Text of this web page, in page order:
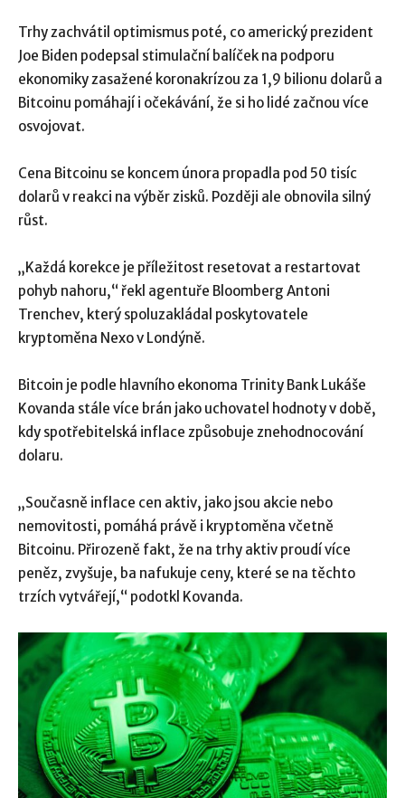
Trhy zachvátil optimismus poté, co americký prezident
Joe Biden podepsal stimulační balíček na podporu
ekonomiky zasažené koronakrízou za 1,9 bilionu dolarů a
Bitcoinu pomáhají i očekávání, že si ho lidé začnou více
osvojovat.
Cena Bitcoinu se koncem února propadla pod 50 tisíc
dolarů v reakci na výběr zisků. Později ale obnovila silný
růst.
„Každá korekce je příležitost resetovat a restartovat
pohyb nahoru,“ řekl agentuře Bloomberg Antoni
Trenchev, který spoluzakládal poskytovatele
kryptoměna Nexo v Londýně.
Bitcoin je podle hlavního ekonoma Trinity Bank Lukáše
Kovanda stále více brán jako uchovatel hodnoty v době,
kdy spotřebitelská inflace způsobuje znehodnocování
dolaru.
„Současně inflace cen aktiv, jako jsou akcie nebo
nemovitosti, pomáhá právě i kryptoměna včetně
Bitcoinu. Přirozeně fakt, že na trhy aktiv proudí více
peněz, zvyšuje, ba nafukuje ceny, které se na těchto
trzích vytvářejí,“ podotkl Kovanda.